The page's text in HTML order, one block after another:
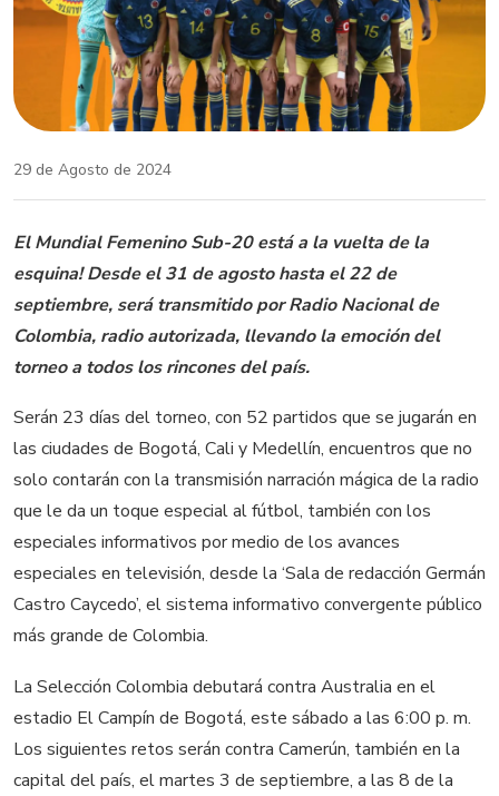
29 de Agosto de 2024
El Mundial Femenino Sub-20 está a la vuelta de la
esquina! Desde el 31 de agosto hasta el 22 de
septiembre, será transmitido por Radio Nacional de
Colombia, radio autorizada, llevando la emoción del
torneo a todos los rincones del país.
Serán 23 días del torneo, con 52 partidos que se jugarán en
las ciudades de Bogotá, Cali y Medellín, encuentros que no
solo contarán con la transmisión narración mágica de la radio
que le da un toque especial al fútbol, también con los
especiales informativos por medio de los avances
especiales en televisión, desde la ‘Sala de redacción Germán
Castro Caycedo’, el sistema informativo convergente público
más grande de Colombia.
La Selección Colombia debutará contra Australia en el
estadio El Campín de Bogotá, este sábado a las 6:00 p. m.
Los siguientes retos serán contra Camerún, también en la
capital del país, el martes 3 de septiembre, a las 8 de la